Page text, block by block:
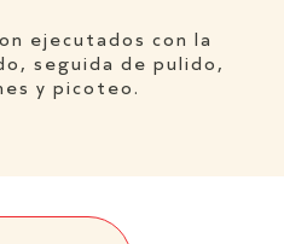
ejecutados con la
seguida de pulido,
y picoteo.